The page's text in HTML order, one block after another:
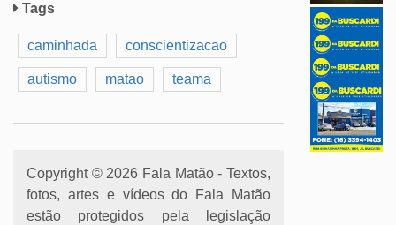
Tags
caminhada conscientizacao
autismo matao teama
Copyright © 2026 Fala Matão - Textos,
fotos, artes e vídeos do Fala Matão
estão protegidos pela legislação